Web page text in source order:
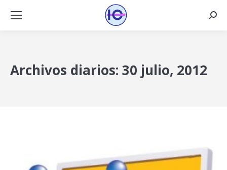
Archivos diarios: 30 julio, 2012